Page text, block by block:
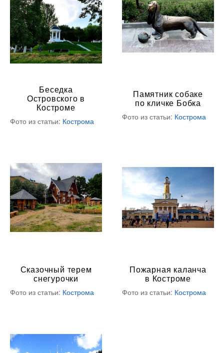
Беседка
Островского в
Костроме
Фото из статьи: Кострома
Памятник собаке
по кличке Бобка
Фото из статьи: Кострома
Сказочный терем
снегурочки
Фото из статьи: Кострома
Пожарная каланча
в Костроме
Фото из статьи: Кострома